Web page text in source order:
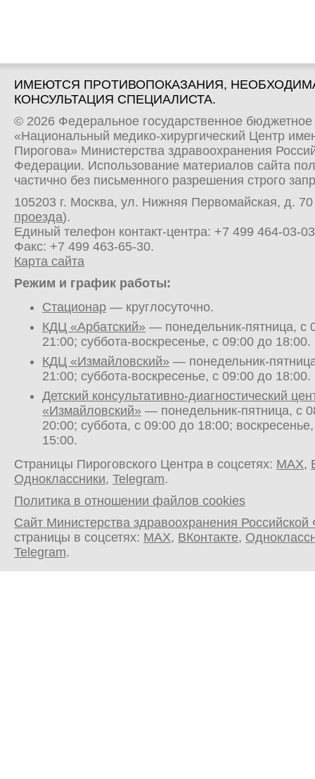
ИМЕЮТСЯ ПРОТИВОПОКАЗАНИЯ,
КОНСУЛЬТАЦИЯ СПЕЦИАЛИСТА.
© 2026 Федеральное государственное
«Национальный медико-хирургический Центр
Пирогова» Министерства здравоохранения
Федерации. Использование материалов сайта
частично без письменного разрешения строго
105203 г. Москва, ул. Нижняя Первомайская, д.
проезда).
Единый телефон контакт-центра: +7 499 464-03-03
Факс: +7 499 463-65-30.
Карта сайта
Режим и график работы:
Стационар — круглосуточно.
КДЦ «Арбатский» — понедельник-пятница, с
21:00; суббота-воскресенье, с 09:00 до 18:00.
КДЦ «Измайловский» — понедельник-
21:00; суббота-воскресенье, с 09:00 до 18:00.
Детский консультативно-диагностический
«Измайловский» — понедельник-пятница, с
20:00; суббота, с 09:00 до 18:00;
15:00.
Страницы Пироговского Центра в соцсетях: MAX,
Одноклассники, Telegram.
Политика в отношении файлов cookies
Сайт Министерства здравоохранения
страницы в соцсетях: MAX, ВКонтакте,
Telegram.